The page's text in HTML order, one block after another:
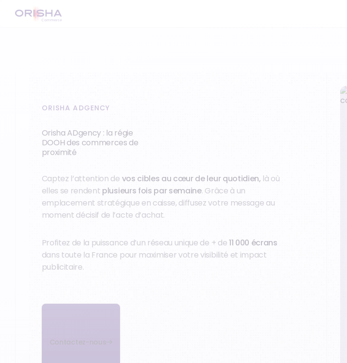
ORISHA ADGENCY
Orisha ADgency : la régie
DOOH des commerces de
proximité
Captez l’attention de vos cibles au cœur de leur quotidien, là où
elles se rendent plusieurs fois par semaine. Grâce à un
emplacement stratégique en caisse, diffusez votre message au
moment décisif de l’acte d’achat.
Profitez de la puissance d’un réseau unique de + de11 000 écrans
dans toute la France pour maximiser votre visibilité et impact
publicitaire.
Contactez-nous